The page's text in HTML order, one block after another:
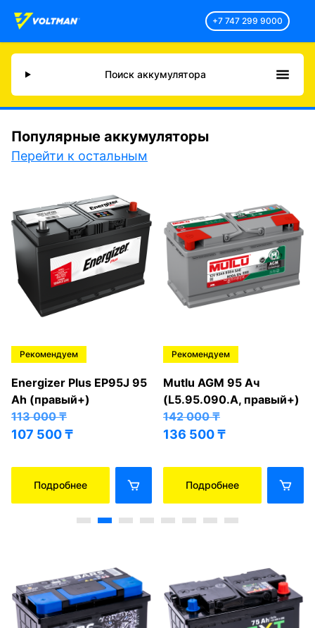
+7 747 299 9000
Поиск аккумулятора
Популярные аккумуляторы
Перейти к остальным
Рекомендуем
Energizer Plus EP95J 95
Ah (правый+)
113 000₸
107 500₸
Подробнее
Рекомендуем
Mutlu AGM 95 Ач
(L5.95.090.A, правый+)
142 000₸
136 500₸
Подробнее